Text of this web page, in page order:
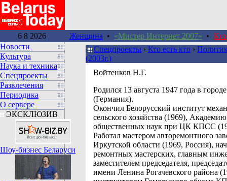
6 8 2026 Женщина • «Мистер Интернет 2007» • Кто
Новости
Культура
Наука и техника
Спецпроекты
Развлечения
Периодика
О сервере
ЭКСКЛЮЗИВ
Шоу-бизнес Беларуси
Спецпроекты › Кто есть кто ›
(2003г.)
Войтенков Н.Г.
Pодился 13 августа 1947 года в
(Германия).
Окончил Белорусский институт
сельского хозяйства (1969), Академию
общественных наук при ЦК КПСС
Работал мастером авторемонтного
Иркутской области (1969, Россия),
ремонтных мастерских, главным
заместителем председателя,
имени Ленина Рогачевского района